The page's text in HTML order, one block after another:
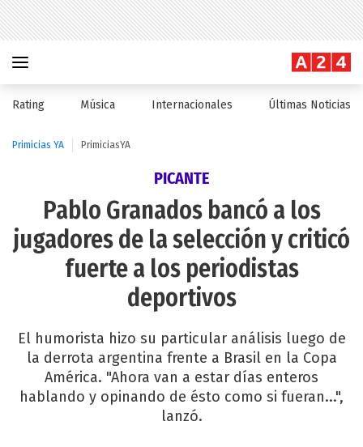
Rating Música Internacionales Últimas Noticias
Primicias YA PrimiciasYA
PICANTE
Pablo Granados bancó a los
jugadores de la selección y criticó
fuerte a los periodistas
deportivos
El humorista hizo su particular análisis luego de
la derrota argentina frente a Brasil en la Copa
América. "Ahora van a estar días enteros
hablando y opinando de ésto como si fueran...",
lanzó.